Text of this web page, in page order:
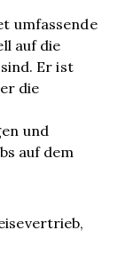
umfassende
auf die
Er ist
die
und
auf dem